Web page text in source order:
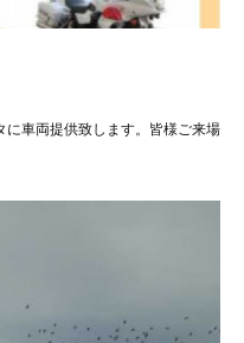
車両提供致します。皆様ご来場